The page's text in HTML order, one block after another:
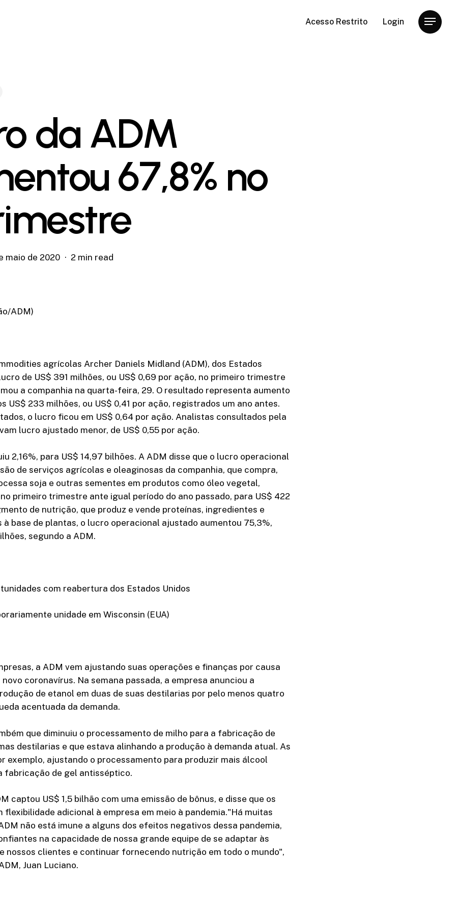
Acesso Restrito Login Menu
da ADM
67,8% no
maio de 2020 2 min read
ADM)
agrícolas Archer Daniels Midland (ADM), dos Estados
de US$ 391 milhões, ou US$ 0,69 por ação, no primeiro trimestre
a companhia na quarta-feira, 29. O resultado representa aumento
US$ 233 milhões, ou US$ 0,41 por ação, registrados um ano antes.
o lucro ficou em US$ 0,64 por ação. Analistas consultados pela
lucro ajustado menor, de US$ 0,55 por ação.
2,16%, para US$ 14,97 bilhões. A ADM disse que o lucro operacional
de serviços agrícolas e oleaginosas da companhia, que compra,
soja e outras sementes em produtos como óleo vegetal,
primeiro trimestre ante igual período do ano passado, para US$ 422
de nutrição, que produz e vende proteínas, ingredientes e
base de plantas, o lucro operacional ajustado aumentou 75,3%,
segundo a ADM.
com reabertura dos Estados Unidos
unidade em Wisconsin (EUA)
a ADM vem ajustando suas operações e finanças por causa
coronavírus. Na semana passada, a empresa anunciou a
de etanol em duas de suas destilarias por pelo menos quatro
acentuada da demanda.
que diminuiu o processamento de milho para a fabricação de
destilarias e que estava alinhando a produção à demanda atual. As
exemplo, ajustando o processamento para produzir mais álcool
fabricação de gel antisséptico.
captou US$ 1,5 bilhão com uma emissão de bônus, e disse que os
flexibilidade adicional à empresa em meio à pandemia."Há muitas
não está imune a alguns dos efeitos negativos dessa pandemia,
na capacidade de nossa grande equipe de se adaptar às
nossos clientes e continuar fornecendo nutrição em todo o mundo",
Juan Luciano.